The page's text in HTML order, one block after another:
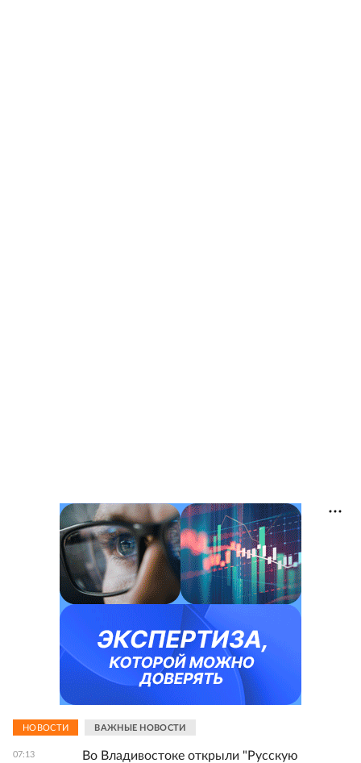
НОВОСТИ ВАЖНЫЕ НОВОСТИ
07:13
Во Владивостоке открыли "Русскую